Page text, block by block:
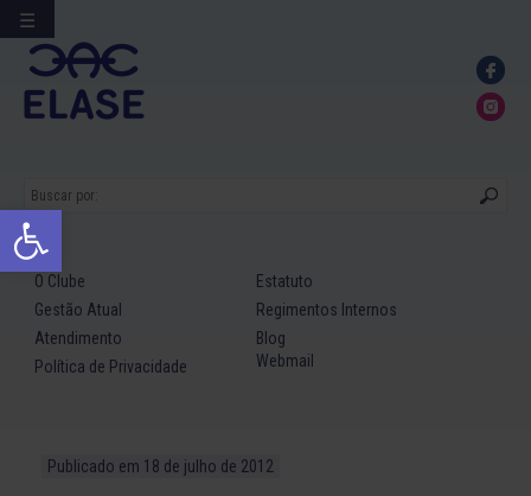
Abrir a barra de ferramentas
Ir
para
conteúdo
O Clube
Estatuto
Gestão Atual
Regimentos Internos
Atendimento
Blog
Política de Privacidade
Webmail
Publicado em 18 de julho de 2012
☰